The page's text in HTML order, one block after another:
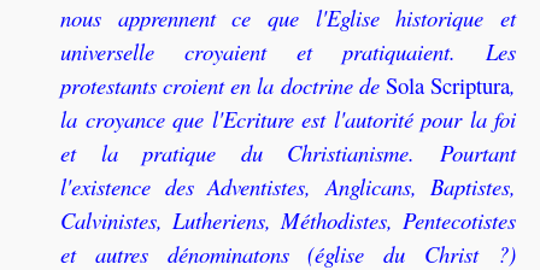
nous apprennent ce que l'Eglise historique et
universelle croyaient et pratiquaient. Les
protestants croient en la doctrine de Sola Scriptura,
la croyance que l'Ecriture est l'autorité pour la foi
et la pratique du Christianisme. Pourtant
l'existence des Adventistes, Anglicans, Baptistes,
Calvinistes, Lutheriens, Méthodistes, Pentecotistes
et autres dénominatons (église du Christ ?)